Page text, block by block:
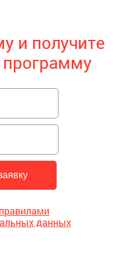
и получите
программу
правилами
данных